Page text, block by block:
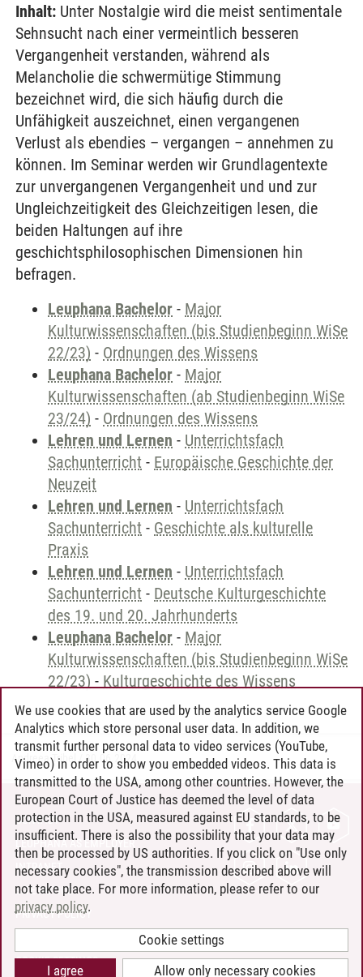
Inhalt: Unter Nostalgie wird die meist sentimentale
Sehnsucht nach einer vermeintlich besseren
Vergangenheit verstanden, während als
Melancholie die schwermütige Stimmung
bezeichnet wird, die sich häufig durch die
Unfähigkeit auszeichnet, einen vergangenen
Verlust als ebendies – vergangen – annehmen zu
können. Im Seminar werden wir Grundlagentexte
zur unvergangenen Vergangenheit und und zur
Ungleichzeitigkeit des Gleichzeitigen lesen, die
beiden Haltungen auf ihre
geschichtsphilosophischen Dimensionen hin
befragen.
Leuphana Bachelor - Major
Kulturwissenschaften (bis Studienbeginn WiSe
22/23) - Ordnungen des Wissens
Leuphana Bachelor - Major
Kulturwissenschaften (ab Studienbeginn WiSe
23/24) - Ordnungen des Wissens
Lehren und Lernen - Unterrichtsfach
Sachunterricht - Europäische Geschichte der
Neuzeit
Lehren und Lernen - Unterrichtsfach
Sachunterricht - Geschichte als kulturelle
Praxis
Lehren und Lernen - Unterrichtsfach
Sachunterricht - Deutsche Kulturgeschichte
des 19. und 20. Jahrhunderts
Leuphana Bachelor - Major
Kulturwissenschaften (bis Studienbeginn WiSe
22/23) - Kulturgeschichte des Wissens
Andreea Tribel 30.06.2024
CONTACT
LEUPHANA AS EMPLOYER
INTRANET
SITE NOTICE
PRIVACY POLICY
COOKIE SETTINGS
We use cookies that are used by the analytics service Google
Analytics which store personal user data. In addition, we
transmit further personal data to video services (YouTube,
Vimeo) in order to show you embedded videos. This data is
transmitted to the USA, among other countries. However, the
European Court of Justice has deemed the level of data
protection in the USA, measured against EU standards, to be
insufficient. There is also the possibility that your data may
then be processed by US authorities. If you click on "Use only
necessary cookies", the transmission described above will
not take place. For more information, please refer to our
privacy policy.
Cookie settings
Allow only necessary cookies
I agree